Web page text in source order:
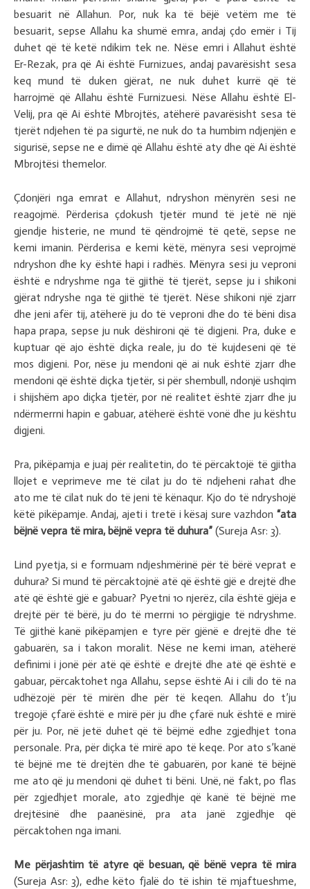
besuarit në Allahun. Por, nuk ka të bëjë vetëm me të
besuarit, sepse Allahu ka shumë emra, andaj çdo emër i Tij
duhet që të ketë ndikim tek ne. Nëse emri i Allahut është
Er-Rezak, pra që Ai është Furnizues, andaj pavarësisht sesa
keq mund të duken gjërat, ne nuk duhet kurrë që të
harrojmë që Allahu është Furnizuesi. Nëse Allahu është El-
Velij, pra që Ai është Mbrojtës, atëherë pavarësisht sesa të
tjerët ndjehen të pa sigurtë, ne nuk do ta humbim ndjenjën e
sigurisë, sepse ne e dimë që Allahu është aty dhe që Ai është
Mbrojtësi themelor.
Çdonjëri nga emrat e Allahut, ndryshon mënyrën sesi ne
reagojmë. Përderisa çdokush tjetër mund të jetë në një
gjendje histerie, ne mund të qëndrojmë të qetë, sepse ne
kemi imanin. Përderisa e kemi këtë, mënyra sesi veprojmë
ndryshon dhe ky është hapi i radhës. Mënyra sesi ju veproni
është e ndryshme nga të gjithë të tjerët, sepse ju i shikoni
gjërat ndryshe nga të gjithë të tjerët. Nëse shikoni një zjarr
dhe jeni afër tij, atëherë ju do të veproni dhe do të bëni disa
hapa prapa, sepse ju nuk dëshironi që të digjeni. Pra, duke e
kuptuar që ajo është diçka reale, ju do të kujdeseni që të
mos digjeni. Por, nëse ju mendoni që ai nuk është zjarr dhe
mendoni që është diçka tjetër, si për shembull, ndonjë ushqim
i shijshëm apo diçka tjetër, por në realitet është zjarr dhe ju
ndërmerrni hapin e gabuar, atëherë është vonë dhe ju kështu
digjeni.
Pra, pikëpamja e juaj për realitetin, do të përcaktojë të gjitha
llojet e veprimeve me të cilat ju do të ndjeheni rahat dhe
ato me të cilat nuk do të jeni të kënaqur. Kjo do të ndryshojë
këtë pikëpamje. Andaj, ajeti i tretë i kësaj sure vazhdon “ata
bëjnë vepra të mira, bëjnë vepra të duhura” (Sureja Asr: 3).
Lind pyetja, si e formuam ndjeshmërinë për të bërë veprat e
duhura? Si mund të përcaktojnë atë që është gjë e drejtë dhe
atë që është gjë e gabuar? Pyetni 10 njerëz, cila është gjëja e
drejtë për të bërë, ju do të merrni 10 përgjigje të ndryshme.
Të gjithë kanë pikëpamjen e tyre për gjënë e drejtë dhe të
gabuarën, sa i takon moralit. Nëse ne kemi iman, atëherë
definimi i jonë për atë që është e drejtë dhe atë që është e
gabuar, përcaktohet nga Allahu, sepse është Ai i cili do të na
udhëzojë për të mirën dhe për të keqen. Allahu do t’ju
tregojë çfarë është e mirë për ju dhe çfarë nuk është e mirë
për ju. Por, në jetë duhet që të bëjmë edhe zgjedhjet tona
personale. Pra, për diçka të mirë apo të keqe. Por ato s’kanë
të bëjnë me të drejtën dhe të gabuarën, por kanë të bëjnë
me ato që ju mendoni që duhet ti bëni. Unë, në fakt, po flas
për zgjedhjet morale, ato zgjedhje që kanë të bëjnë me
drejtësinë dhe paanësinë, pra ata janë zgjedhje që
përcaktohen nga imani.
Me përjashtim të atyre që besuan, që bënë vepra të mira
(Sureja Asr: 3), edhe këto fjalë do të ishin të mjaftueshme,